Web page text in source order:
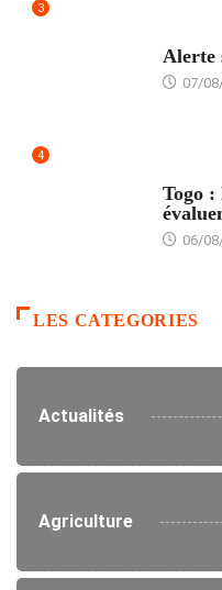
3
Alerte
07/
4
Togo :
06/
LES CATEGORIES
Actualités
Agriculture